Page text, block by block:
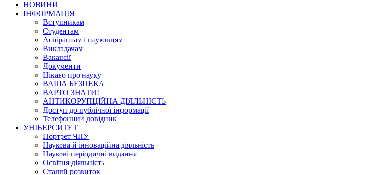
НОВИНИ
ІНФОРМАЦІЯ
Вступникам
Студентам
Аспірантам і науковцям
Викладачам
Вакансії
Документи
Цікаво про науку
ВАША БЕЗПЕКА
ВАРТО ЗНАТИ!
АНТИКОРУПЦІЙНА ДІЯЛЬНІСТЬ
Доступ до публічної інформації
Телефонний довідник
УНІВЕРСИТЕТ
Портрет ЧНУ
Наукова й інноваційна діяльність
Наукові періодичні видання
Освітня діяльність
Сталий розвиток